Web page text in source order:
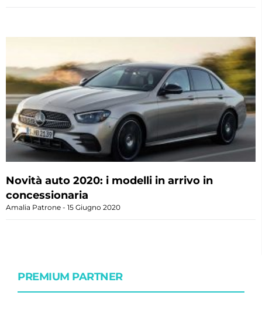
Novità auto 2020: i modelli in arrivo in
concessionaria
Amalia Patrone 15 Giugno 2020
PREMIUM PARTNER